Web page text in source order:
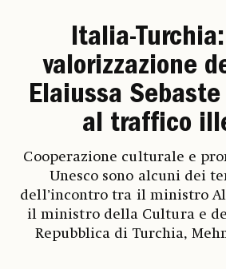
Italia-
valorizzazione
Elaiussa
al traffico
Cooperazione culturale e
Unesco sono alcuni dei
dell’incontro tra il ministro
il ministro della Cultura e
Repubblica di Turchia,